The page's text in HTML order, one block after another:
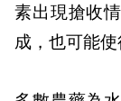
素出現搶收
成，也可能使